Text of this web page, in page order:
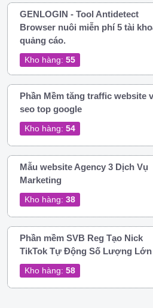
GENLOGIN - Tool Antidetect
Browser nuôi miễn phí 5 tài
quảng cáo.
Kho hàng: 55
Phần Mềm tăng traffic website
seo top google
Kho hàng: 54
Mẫu website Agency 3 Dịch Vụ
Marketing
Kho hàng: 38
Phần mềm SVB Reg Tạo Nick
TikTok Tự Động Số Lượng Lớn
Kho hàng: 58